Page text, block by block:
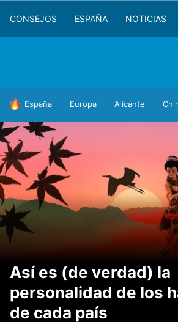
CONSEJOS ESPAÑA NOTICIAS
HOY SE HABLA DE
España Europa Alicante
Así es (de verdad) la
personalidad de los
de cada país